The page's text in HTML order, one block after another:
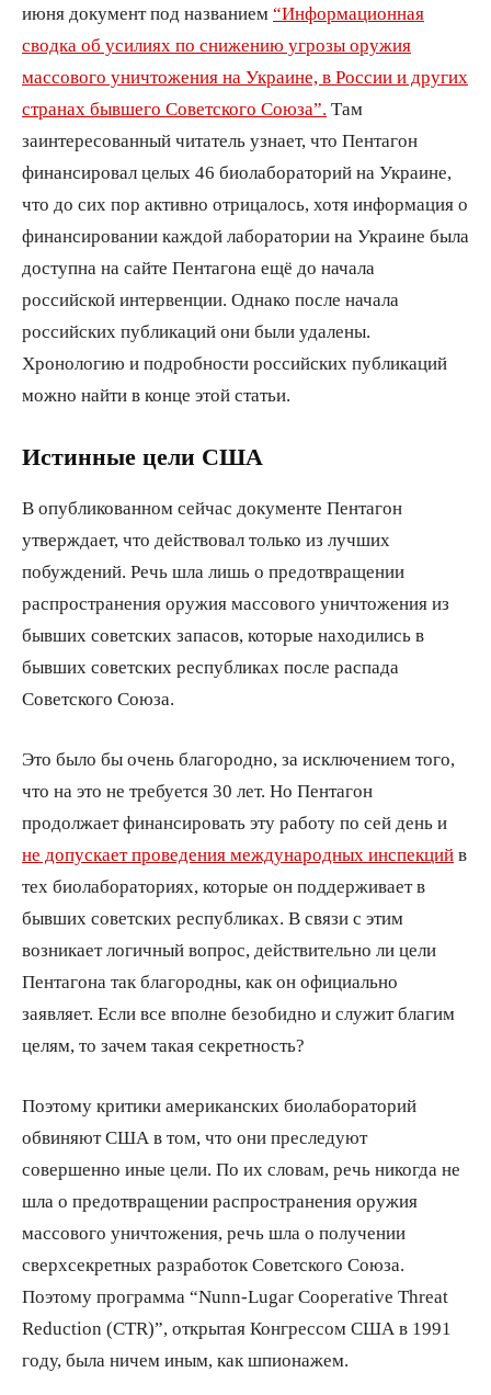
июня документ под названием “Информационная
сводка об усилиях по снижению угрозы оружия
массового уничтожения на Украине, в России и других
странах бывшего Советского Союза”. Там
заинтересованный читатель узнает, что Пентагон
финансировал целых 46 биолабораторий на Украине,
что до сих пор активно отрицалось, хотя информация о
финансировании каждой лаборатории на Украине была
доступна на сайте Пентагона ещё до начала
российской интервенции. Однако после начала
российских публикаций они были удалены.
Хронологию и подробности российских публикаций
можно найти в конце этой статьи.
Истинные цели США
В опубликованном сейчас документе Пентагон
утверждает, что действовал только из лучших
побуждений. Речь шла лишь о предотвращении
распространения оружия массового уничтожения из
бывших советских запасов, которые находились в
бывших советских республиках после распада
Советского Союза.
Это было бы очень благородно, за исключением того,
что на это не требуется 30 лет. Но Пентагон
продолжает финансировать эту работу по сей день и
не допускает проведения международных инспекций в
тех биолабораториях, которые он поддерживает в
бывших советских республиках. В связи с этим
возникает логичный вопрос, действительно ли цели
Пентагона так благородны, как он официально
заявляет. Если все вполне безобидно и служит благим
целям, то зачем такая секретность?
Поэтому критики американских биолабораторий
обвиняют США в том, что они преследуют
совершенно иные цели. По их словам, речь никогда не
шла о предотвращении распространения оружия
массового уничтожения, речь шла о получении
сверхсекретных разработок Советского Союза.
Поэтому программа “Nunn-Lugar Cooperative Threat
Reduction (CTR)”, открытая Конгрессом США в 1991
году, была ничем иным, как шпионажем.